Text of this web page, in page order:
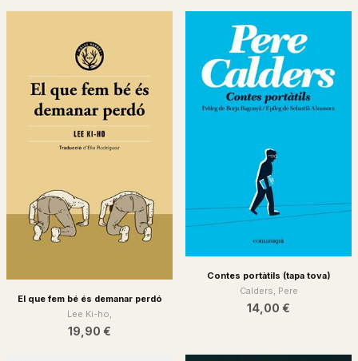
El que fem bé és demanar perdó
Lee Ki-ho,
19,90 €
Contes portàtils (tapa tova)
Calders, Pere
14,00 €